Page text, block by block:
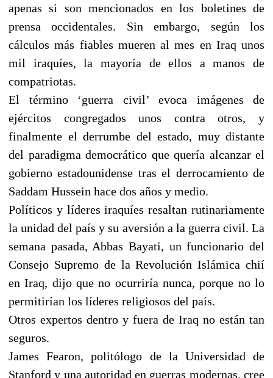
apenas si son mencionados en los boletines de
prensa occidentales. Sin embargo, según los
cálculos más fiables mueren al mes en Iraq unos
mil iraquíes, la mayoría de ellos a manos de
compatriotas.
El término ‘guerra civil’ evoca imágenes de
ejércitos congregados unos contra otros, y
finalmente el derrumbe del estado, muy distante
del paradigma democrático que quería alcanzar el
gobierno estadounidense tras el derrocamiento de
Saddam Hussein hace dos años y medio.
Políticos y líderes iraquíes resaltan rutinariamente
la unidad del país y su aversión a la guerra civil. La
semana pasada, Abbas Bayati, un funcionario del
Consejo Supremo de la Revolución Islámica chií
en Iraq, dijo que no ocurriría nunca, porque no lo
permitirían los líderes religiosos del país.
Otros expertos dentro y fuera de Iraq no están tan
seguros.
James Fearon, politólogo de la Universidad de
Stanford y una autoridad en guerras modernas, cree